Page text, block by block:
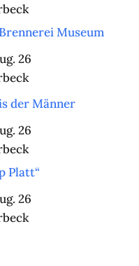
Museum
26
der Männer
26
Platt“
26